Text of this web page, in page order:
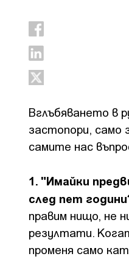
Вглъбяването в
застопори, само
самите нас
1. "Имайки
след пет
правим нищо, не
резултати.
променя само